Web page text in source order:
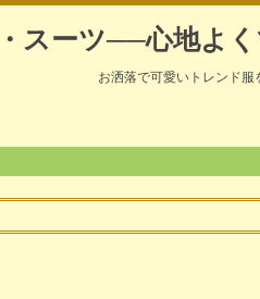
スーツ──心地よく
お洒落で可愛いトレンド服